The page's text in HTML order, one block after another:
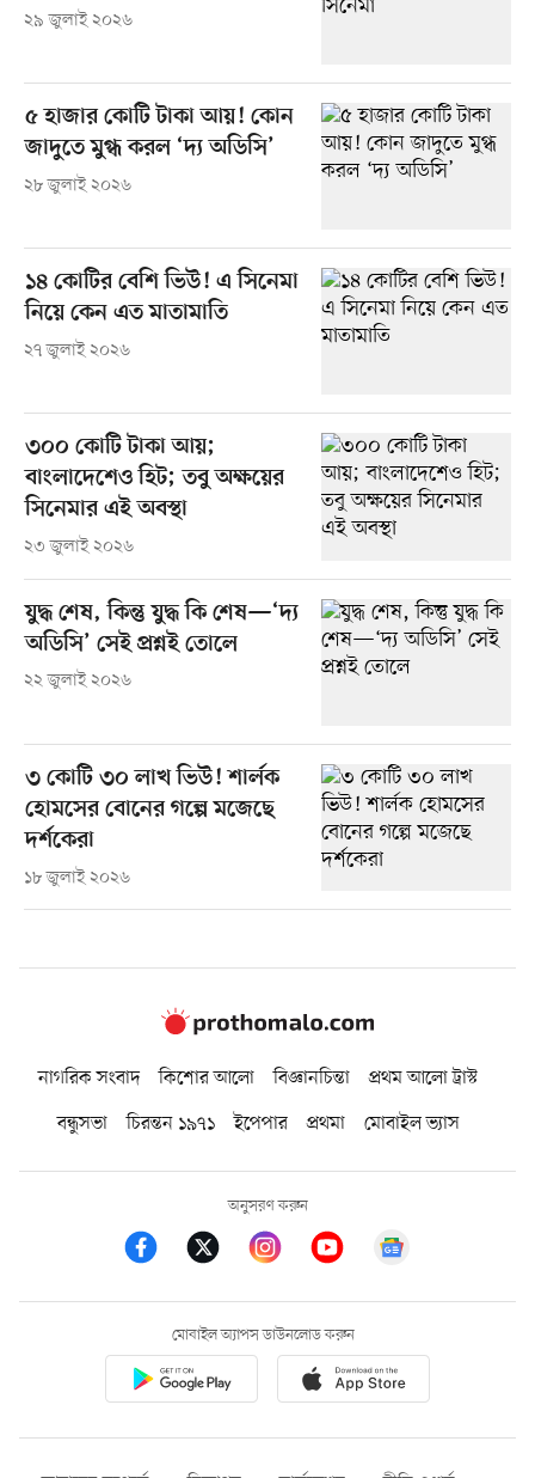
২৯ জুলাই ২০২৬
৫ হাজার কোটি টাকা আয়! কোন
জাদুতে মুগ্ধ করল ‘দ্য অডিসি’
২৮ জুলাই ২০২৬
১৪ কোটির বেশি ভিউ! এ সিনেমা
নিয়ে কেন এত মাতামাতি
২৭ জুলাই ২০২৬
৩০০ কোটি টাকা আয়;
বাংলাদেশেও হিট; তবু অক্ষয়ের
সিনেমার এই অবস্থা
২৩ জুলাই ২০২৬
যুদ্ধ শেষ, কিন্তু যুদ্ধ কি শেষ—‘দ্য
অডিসি’ সেই প্রশ্নই তোলে
২২ জুলাই ২০২৬
৩ কোটি ৩০ লাখ ভিউ! শার্লক
হোমসের বোনের গল্পে মজেছে
দর্শকেরা
১৮ জুলাই ২০২৬
নাগরিক সংবাদ কিশোর আলো বিজ্ঞানচিন্তা
প্রথম আলো ট্রাস্ট
বন্ধুসভা
চিরন্তন ১৯৭১ ইপেপার প্রথমা মোবাইল ভ্যাস
অনুসরণ করুন
মোবাইল অ্যাপস ডাউনলোড করুন